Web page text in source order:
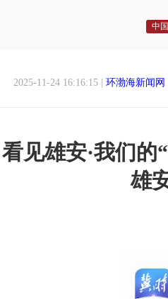
中国
2025-11-24 16:16:15 | 环渤海新闻网
看见雄安·我们的
雄